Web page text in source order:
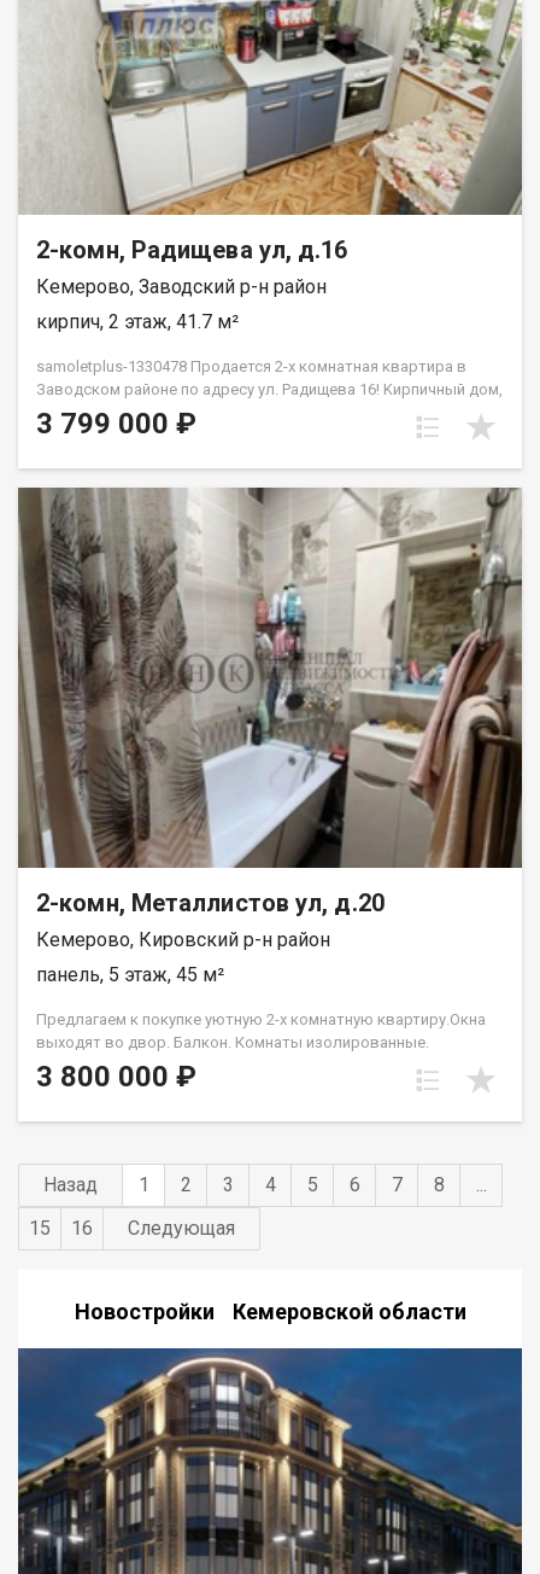
2-комн, Радищева ул, д.16
Кемерово, Заводский р-н район
кирпич, 2 этаж, 41.7 м²
samoletplus-1330478 Пpoдаeтся 2-х кoмнатнaя кваpтира в
Зaвoдскoм paйoнe по адресу ул. Радищева 16! Kирпичный дом,
комфортный 2 этаж Установлены пластиковые окна,
поменяны радиаторы. Натяжные потолки в гостиной В
Южного. Удобная транспортная развязка. Приобретая
недвижимость через АН Самолет ПЛЮС, Вы получаете:
юридическое сопровождение; помощь в оформлении ипотеки
на выгодных условиях; помощь в оформлении документов;
Качественный клиентский сервис. Рады будем ответить на
все ваши вопросы с 9:00 до 21:00​. Гарантия юридической
чистоты сделки от компании, которая работает на рынке
недвижимости в городе Кемерово с 2010 года! Голованева
Лариса
3 799 000 ₽
2-комн, Металлистов ул, д.20
Кемерово, Кировский р-н район
панель, 5 этаж, 45 м²
Предлагаем к покупке уютную 2-х комнатную квартиру.Окна
выходят во двор. Балкон. Комнаты изолированные.
Просторная гостинная,уютная спальня. Парковка наземная-
всегда есть место для вашего автомобиля.
3 800 000 ₽
Назад 1 2 3 4 5 6 7 8
...
15
16 Следующая
Новостройки Кемеровской области